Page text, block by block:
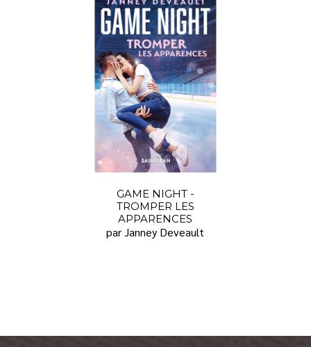
GAME NIGHT -
TROMPER LES
APPARENCES
par Janney Deveault